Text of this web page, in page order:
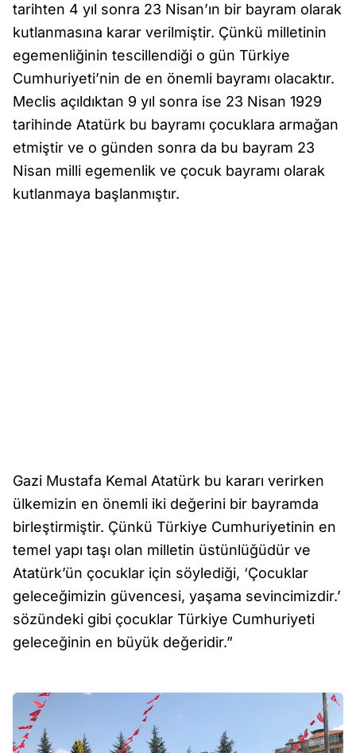
tarihten 4 yıl sonra 23 Nisan’ın bir bayram olarak
kutlanmasına karar verilmiştir. Çünkü milletinin
egemenliğinin tescillendiği o gün Türkiye
Cumhuriyeti’nin de en önemli bayramı olacaktır.
Meclis açıldıktan 9 yıl sonra ise 23 Nisan 1929
tarihinde Atatürk bu bayramı çocuklara armağan
etmiştir ve o günden sonra da bu bayram 23
Nisan milli egemenlik ve çocuk bayramı olarak
kutlanmaya başlanmıştır.
Gazi Mustafa Kemal Atatürk bu kararı verirken
ülkemizin en önemli iki değerini bir bayramda
birleştirmiştir. Çünkü Türkiye Cumhuriyetinin en
temel yapı taşı olan milletin üstünlüğüdür ve
Atatürk’ün çocuklar için söylediği, ‘Çocuklar
geleceğimizin güvencesi, yaşama sevincimizdir.’
sözündeki gibi çocuklar Türkiye Cumhuriyeti
geleceğinin en büyük değeridir.”